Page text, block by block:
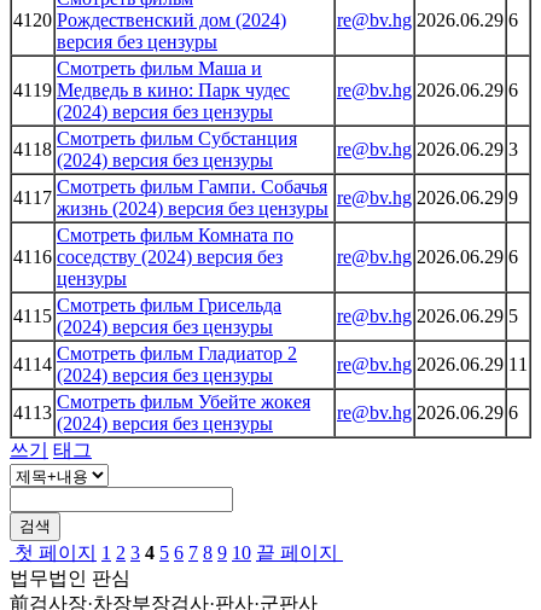
4120 Рождественский дом (2024)
версия без цензуры
re@bv.hg 2026.06.29 6
4119
Смотреть фильм Маша и
Медведь в кино: Парк чудес
(2024) версия без цензуры
re@bv.hg 2026.06.29 6
4118
Смотреть фильм Субстанция
(2024) версия без цензуры
re@bv.hg 2026.06.29 3
4117
Смотреть фильм Гампи. Собачья
жизнь (2024) версия без цензуры
re@bv.hg 2026.06.29 9
4116
Смотреть фильм Комната по
соседству (2024) версия без
цензуры
re@bv.hg 2026.06.29 6
4115
Смотреть фильм Грисельда
(2024) версия без цензуры
re@bv.hg 2026.06.29 5
4114
Смотреть фильм Гладиатор 2
(2024) версия без цензуры
re@bv.hg 2026.06.29 11
4113
Смотреть фильм Убейте жокея
(2024) версия без цензуры
re@bv.hg 2026.06.29 6
쓰기
태그
검색
첫 페이지 1 2 3 4 5 6 7 8 9 10 끝 페이지
법무법인 판심
前검사장·차장부장검사·판사·군판사